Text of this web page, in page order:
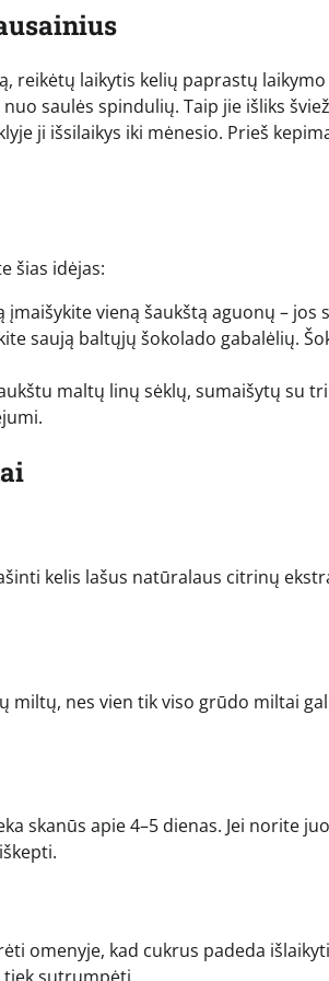
reikėtų laikytis kelių paprastų
saulės spindulių. Taip jie išliks
ji išsilaikys iki mėnesio. Prieš
šias idėjas:
įmaišykite vieną šaukštą aguonų –
saują baltųjų šokolado gabalėlių.
maltų linų sėklų, sumaišytų su
kelis lašus natūralaus citrinų
nes vien tik viso grūdo miltai
skanūs apie 4–5 dienas. Jei norite
omenyje, kad cukrus padeda